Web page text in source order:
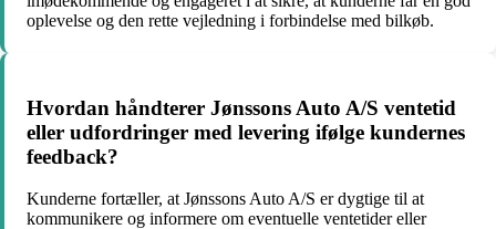
oplevelse og den rette vejledning i forbindelse med bilkøb.
Hvordan håndterer Jønssons Auto A/S ventetid
eller udfordringer med levering ifølge kundernes
feedback?
Kunderne fortæller, at Jønssons Auto A/S er dygtige til at
kommunikere og informere om eventuelle ventetider eller